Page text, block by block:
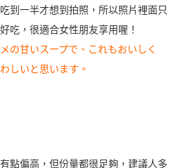
到一半才想到拍照，所以照片裡面只
吃，很適合女性朋友享用喔！
の甘いスープで、これもおいしく
しいと思います。
點偏高，但份量都很足夠，建議人多